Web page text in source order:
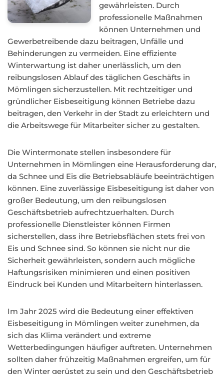
gewährleisten. Durch
professionelle Maßnahmen
können Unternehmen und
Gewerbetreibende dazu beitragen, Unfälle und
Behinderungen zu vermeiden. Eine effiziente
Winterwartung ist daher unerlässlich, um den
reibungslosen Ablauf des täglichen Geschäfts in
Mömlingen sicherzustellen. Mit rechtzeitiger und
gründlicher Eisbeseitigung können Betriebe dazu
beitragen, den Verkehr in der Stadt zu erleichtern und
die Arbeitswege für Mitarbeiter sicher zu gestalten.
Die Wintermonate stellen insbesondere für
Unternehmen in Mömlingen eine Herausforderung dar,
da Schnee und Eis die Betriebsabläufe beeinträchtigen
können. Eine zuverlässige Eisbeseitigung ist daher von
großer Bedeutung, um den reibungslosen
Geschäftsbetrieb aufrechtzuerhalten. Durch
professionelle Dienstleister können Firmen
sicherstellen, dass ihre Betriebsflächen stets frei von
Eis und Schnee sind. So können sie nicht nur die
Sicherheit gewährleisten, sondern auch mögliche
Haftungsrisiken minimieren und einen positiven
Eindruck bei Kunden und Mitarbeitern hinterlassen.
Im Jahr 2025 wird die Bedeutung einer effektiven
Eisbeseitigung in Mömlingen weiter zunehmen, da
sich das Klima verändert und extreme
Wetterbedingungen häufiger auftreten. Unternehmen
sollten daher frühzeitig Maßnahmen ergreifen, um für
den Winter gerüstet zu sein und den Geschäftsbetrieb